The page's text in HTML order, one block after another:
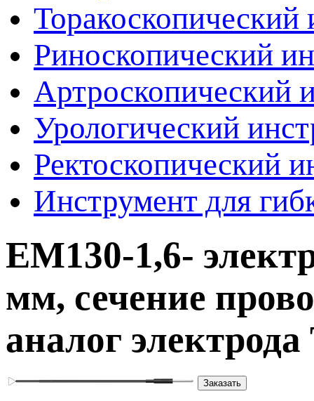
Торакоскопический
Риноскопический
Артроскопический
Урологический
Ректоскопический
Инструмент для
EM130-1,6-
мм, сечение
аналог
Заказать